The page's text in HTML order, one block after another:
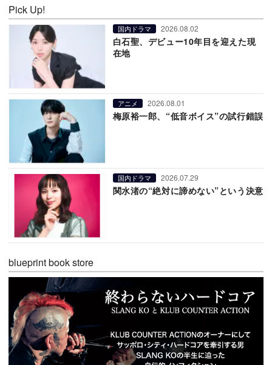
Pick Up!
国内ドラマ 2026.08.02
白石聖、デビュー10年目を迎えた現
在地
アニメ 2026.08.01
梅原裕一郎、“低音ボイス”の試行錯誤
国内ドラマ 2026.07.29
関水渚の“絶対に諦めない”という決意
blueprint book store